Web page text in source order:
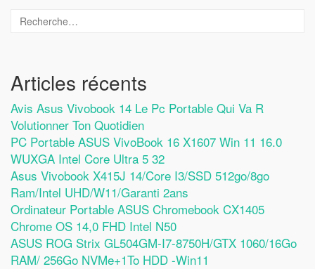
Articles récents
Avis Asus Vivobook 14 Le Pc Portable Qui Va R
Volutionner Ton Quotidien
PC Portable ASUS VivoBook 16 X1607 Win 11 16.0
WUXGA Intel Core Ultra 5 32
Asus Vivobook X415J 14/Core I3/SSD 512go/8go
Ram/Intel UHD/W11/Garanti 2ans
Ordinateur Portable ASUS Chromebook CX1405
Chrome OS 14,0 FHD Intel N50
ASUS ROG Strix GL504GM-I7-8750H/GTX 1060/16Go
RAM/ 256Go NVMe+1To HDD -Win11